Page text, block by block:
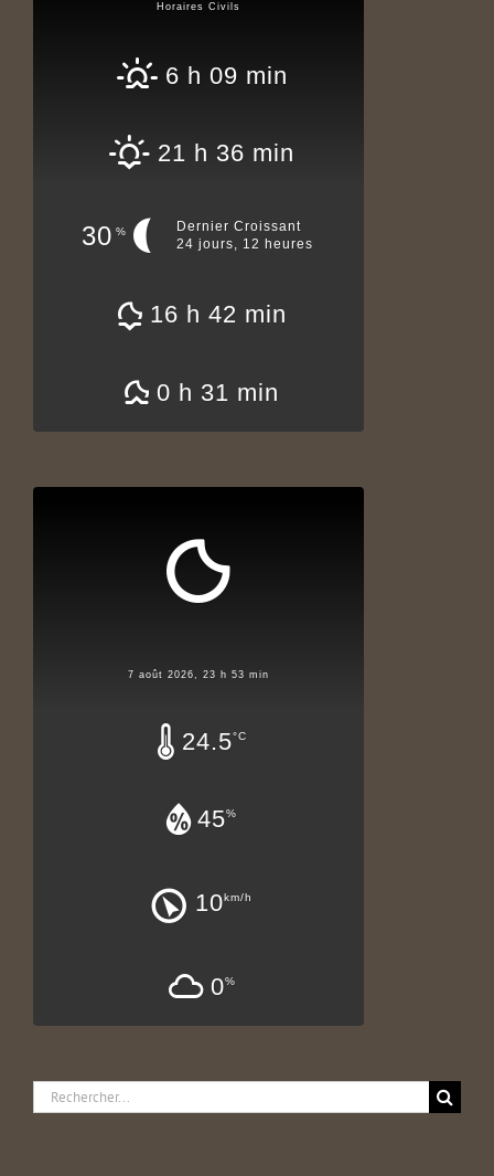
Horaires Civils
6 h 09 min
21 h 36 min
30 %
Dernier Croissant
24 jours, 12 heures
16 h 42 min
0 h 31 min
7 août 2026, 23 h 53 min
24.5°C
45%
10km/h
0%
Rechercher: